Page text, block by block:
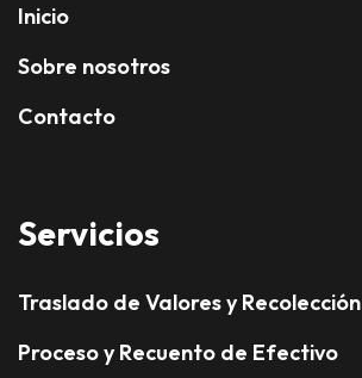
Inicio
Sobre nosotros
Contacto
Servicios
Traslado de Valores y Recolección
Proceso y Recuento de Efectivo